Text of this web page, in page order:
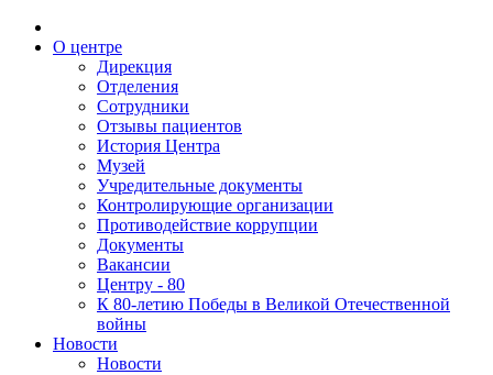
О центре
Дирекция
Отделения
Сотрудники
Отзывы пациентов
История Центра
Музей
Учредительные документы
Контролирующие организации
Противодействие коррупции
Документы
Вакансии
Центру - 80
К 80-летию Победы в Великой Отечественной
войны
Новости
Новости